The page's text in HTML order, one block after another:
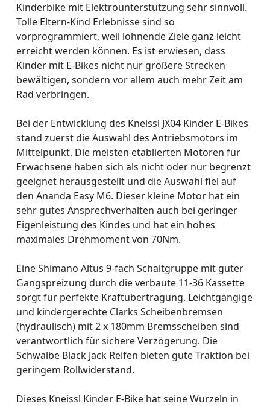
Kinderbike mit Elektrounterstützung sehr sinnvoll.
Tolle Eltern-Kind Erlebnisse sind so
vorprogrammiert, weil lohnende Ziele ganz leicht
erreicht werden können. Es ist erwiesen, dass
Kinder mit E-Bikes nicht nur größere Strecken
bewältigen, sondern vor allem auch mehr Zeit am
Rad verbringen.
Bei der Entwicklung des Kneissl JX04 Kinder E-Bikes
stand zuerst die Auswahl des Antriebsmotors im
Mittelpunkt. Die meisten etablierten Motoren für
Erwachsene haben sich als nicht oder nur begrenzt
geeignet herausgestellt und die Auswahl fiel auf
den Ananda Easy M6. Dieser kleine Motor hat ein
sehr gutes Ansprechverhalten auch bei geringer
Eigenleistung des Kindes und hat ein hohes
maximales Drehmoment von 70Nm.
Eine Shimano Altus 9-fach Schaltgruppe mit guter
Gangspreizung durch die verbaute 11-36 Kassette
sorgt für perfekte Kraftübertragung. Leichtgängige
und kindergerechte Clarks Scheibenbremsen
(hydraulisch) mit 2 x 180mm Bremsscheiben sind
verantwortlich für sichere Verzögerung. Die
Schwalbe Black Jack Reifen bieten gute Traktion bei
geringem Rollwiderstand.
Dieses Kneissl Kinder E-Bike hat seine Wurzeln in